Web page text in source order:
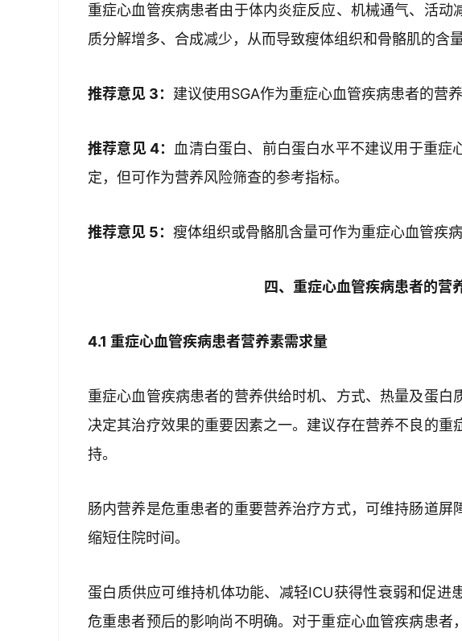
重症心血管疾病患者由于体内炎症反应、机械通气、活动
质分解增多、合成减少，从而导致瘦体组织和骨骼肌的含量
推荐意见 3： 建议使用SGA作为重症心血管疾病患者的营养
推荐意见 4： 血清白蛋白、前白蛋白水平不建议用于重症
定，但可作为营养风险筛查的参考指标。
推荐意见 5： 瘦体组织或骨骼肌含量可作为重症心血管疾
四、重症心血管疾病患者的营
4.1 重症心血管疾病患者营养素需求量
重症心血管疾病患者的营养供给时机、方式、热量及蛋白
决定其治疗效果的重要因素之一。建议存在营养不良的重
持。
肠内营养是危重患者的重要营养治疗方式，可维持肠道屏
缩短住院时间。
蛋白质供应可维持机体功能、减轻ICU获得性衰弱和促进
危重患者预后的影响尚不明确。对于重症心血管疾病患者